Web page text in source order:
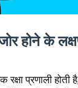
होने
रक्षा प्रणाली